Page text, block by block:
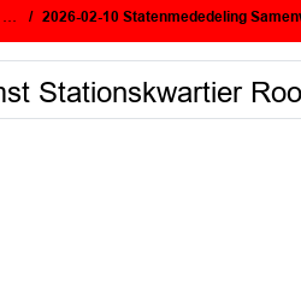
2026-02-10 Statenmededeling
Stationskwartier